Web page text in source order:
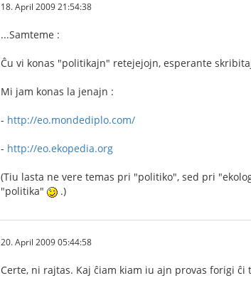
18. April 2009 21:54:38
...Samteme :
Ĉu vi konas "politikajn" retejejojn, esperante
Mi jam konas la jenajn :
- http://eo.mondediplo.com/
- http://eo.ekopedia.org
(Tiu lasta ne vere temas pri "politiko", sed pri
"politika"
.)
20. April 2009 05:44:58
Certe, ni rajtas. Kaj ĉiam kiam iu ajn provas forigi